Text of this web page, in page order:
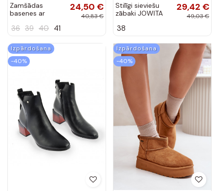
Zamšādas
basenes ar
krāsas Verda
24,50 €
40,83 €
36 39 40 41
Stilīgi sieviešu
zābaki JOWITA
29,42 €
49,03 €
38
Izpārdošana
-40%
Izpārdošana
-40%